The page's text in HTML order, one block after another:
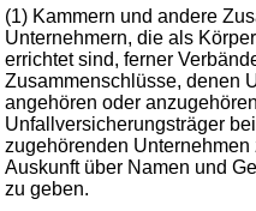
(1) Kammern und andere
Unternehmern, die als
errichtet sind, ferner
Zusammenschlüsse, denen
angehören oder
Unfallversicherungsträger
zugehörenden
Auskunft über Namen und
zu geben.